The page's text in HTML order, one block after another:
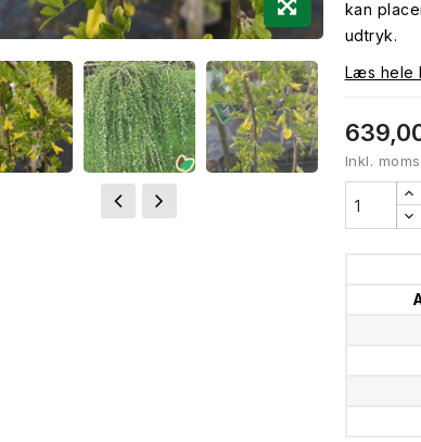
kan
udtryk.
Læs hele
Inkl. moms